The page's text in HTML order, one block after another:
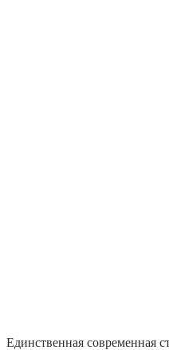
Единственная современная